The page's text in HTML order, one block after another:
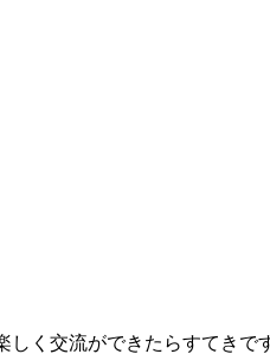
く交流ができたらすてきで